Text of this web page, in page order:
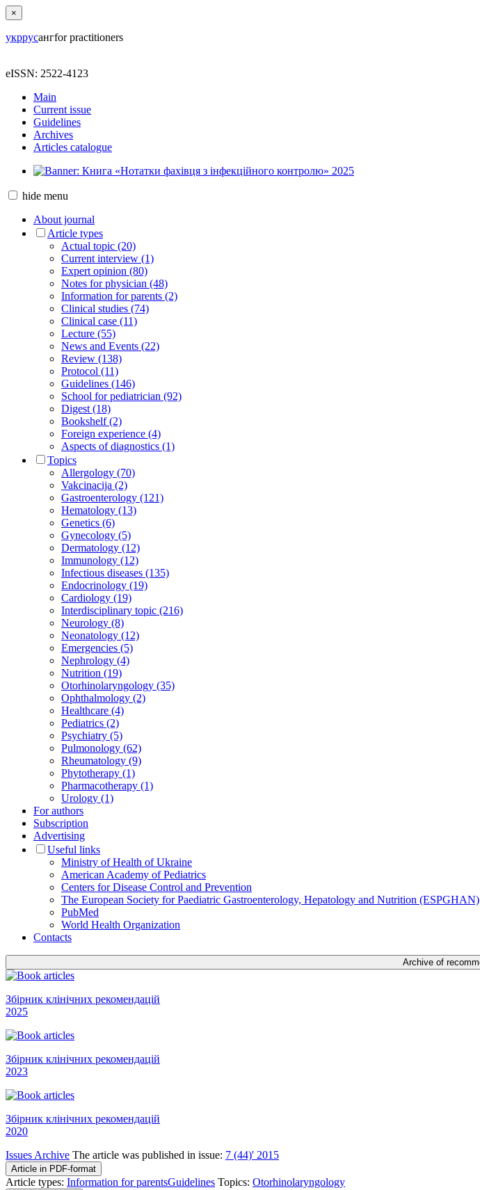
×
укррусангfor practitioners
eISSN: 2522-4123
Main
Current issue
Guidelines
Archives
Articles catalogue
hide menu
About journal
Article types
Actual topic (20)
Current interview (1)
Expert opinion (80)
Notes for physician (48)
Information for parents (2)
Clinical studies (74)
Clinical case (11)
Lecture (55)
News and Events (22)
Review (138)
Protocol (11)
Guidelines (146)
School for pediatrician (92)
Digest (18)
Bookshelf (2)
Foreign experience (4)
Aspects of diagnostics (1)
Topics
Allergology (70)
Vakcinacija (2)
Gastroenterology (121)
Hematology (13)
Genetics (6)
Gynecology (5)
Dermatology (12)
Immunology (12)
Infectious diseases (135)
Endocrinology (19)
Cardiology (19)
Interdisciplinary topic (216)
Neurology (8)
Neonatology (12)
Emergencies (5)
Nephrology (4)
Nutrition (19)
Otorhinolaryngology (35)
Ophthalmology (2)
Healthcare (4)
Pediatrics (2)
Psychiatry (5)
Pulmonology (62)
Rheumatology (9)
Phytotherapy (1)
Pharmacotherapy (1)
Urology (1)
For authors
Subscription
Advertising
Useful links
Ministry of Health of Ukraine
American Academy of Pediatrics
Centers for Disease Control and Prevention
The European Society for Paediatric Gastroenterology, Hepatology and Nutrition (ESPGHAN)
PubMed
World Health Organization
Contacts
Збірник клінічних рекомендацій
2025
Збірник клінічних рекомендацій
2023
Збірник клінічних рекомендацій
2020
Issues Archive The article was published in issue: 7 (44)' 2015
Article in PDF-format
Article types: Information for parentsGuidelines Topics: Otorhinolaryngology